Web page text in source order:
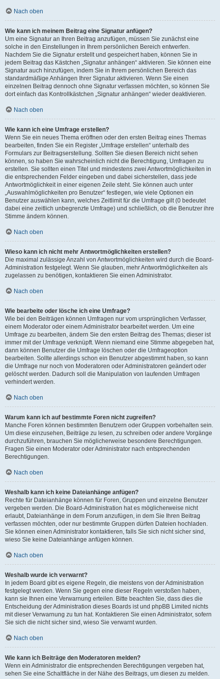
Nach oben
Wie kann ich meinem Beitrag eine Signatur anfügen?
Um eine Signatur an Ihren Beitrag anzufügen, müssen Sie zunächst eine
solche in den Einstellungen in Ihrem persönlichen Bereich entwerfen.
Nachdem Sie die Signatur erstellt und gespeichert haben, können Sie in
jedem Beitrag das Kästchen „Signatur anhängen“ aktivieren. Sie können eine
Signatur auch hinzufügen, indem Sie in Ihrem persönlichen Bereich das
standardmäßige Anhängen Ihrer Signatur aktivieren. Wenn Sie einen
einzelnen Beitrag dennoch ohne Signatur verfassen möchten, so können Sie
dort einfach das Kontrollkästchen „Signatur anhängen“ wieder deaktivieren.
Nach oben
Wie kann ich eine Umfrage erstellen?
Wenn Sie ein neues Thema eröffnen oder den ersten Beitrag eines Themas
bearbeiten, finden Sie ein Register „Umfrage erstellen“ unterhalb des
Formulars zur Beitragserstellung. Sollten Sie diesen Bereich nicht sehen
können, so haben Sie wahrscheinlich nicht die Berechtigung, Umfragen zu
erstellen. Sie sollten einen Titel und mindestens zwei Antwortmöglichkeiten in
die entsprechenden Felder eingeben und dabei sicherstellen, dass jede
Antwortmöglichkeit in einer eigenen Zeile steht. Sie können auch unter
„Auswahlmöglichkeiten pro Benutzer“ festlegen, wie viele Optionen ein
Benutzer auswählen kann, welches Zeitlimit für die Umfrage gilt (0 bedeutet
dabei eine zeitlich unbegrenzte Umfrage) und schließlich, ob die Benutzer ihre
Stimme ändern können.
Nach oben
Wieso kann ich nicht mehr Antwortmöglichkeiten erstellen?
Die maximal zulässige Anzahl von Antwortmöglichkeiten wird durch die Board-
Administration festgelegt. Wenn Sie glauben, mehr Antwortmöglichkeiten als
zugelassen zu benötigen, kontaktieren Sie einen Administrator.
Nach oben
Wie bearbeite oder lösche ich eine Umfrage?
Wie bei den Beiträgen können Umfragen nur vom ursprünglichen Verfasser,
einem Moderator oder einem Administrator bearbeitet werden. Um eine
Umfrage zu bearbeiten, ändern Sie den ersten Beitrag des Themas; dieser ist
immer mit der Umfrage verknüpft. Wenn niemand eine Stimme abgegeben hat,
dann können Benutzer die Umfrage löschen oder die Umfrageoption
bearbeiten. Sollte allerdings schon ein Benutzer abgestimmt haben, so kann
die Umfrage nur noch von Moderatoren oder Administratoren geändert oder
gelöscht werden. Dadurch soll die Manipulation von laufenden Umfragen
verhindert werden.
Nach oben
Warum kann ich auf bestimmte Foren nicht zugreifen?
Manche Foren können bestimmten Benutzern oder Gruppen vorbehalten sein.
Um diese einzusehen, Beiträge zu lesen, zu schreiben oder andere Vorgänge
durchzuführen, brauchen Sie möglicherweise besondere Berechtigungen.
Fragen Sie einen Moderator oder Administrator nach entsprechenden
Berechtigungen.
Nach oben
Weshalb kann ich keine Dateianhänge anfügen?
Rechte für Dateianhänge können für Foren, Gruppen und einzelne Benutzer
vergeben werden. Die Board-Administration hat es möglicherweise nicht
erlaubt, Dateianhänge in dem Forum anzufügen, in dem Sie Ihren Beitrag
verfassen möchten, oder nur bestimmte Gruppen dürfen Dateien hochladen.
Sie können einen Administrator kontaktieren, falls Sie sich nicht sicher sind,
wieso Sie keine Dateianhänge anfügen können.
Nach oben
Weshalb wurde ich verwarnt?
In jedem Board gibt es eigene Regeln, die meistens von der Administration
festgelegt werden. Wenn Sie gegen eine dieser Regeln verstoßen haben,
kann sie Ihnen eine Verwarnung erteilen. Bitte beachten Sie, dass dies die
Entscheidung der Administration dieses Boards ist und phpBB Limited nichts
mit dieser Verwarnung zu tun hat. Kontaktieren Sie einen Administrator, sofern
Sie sich die nicht sicher sind, wieso Sie verwarnt wurden.
Nach oben
Wie kann ich Beiträge den Moderatoren melden?
Wenn ein Administrator die entsprechenden Berechtigungen vergeben hat,
sehen Sie eine Schaltfläche in der Nähe des Beitrags, um diesen zu melden.